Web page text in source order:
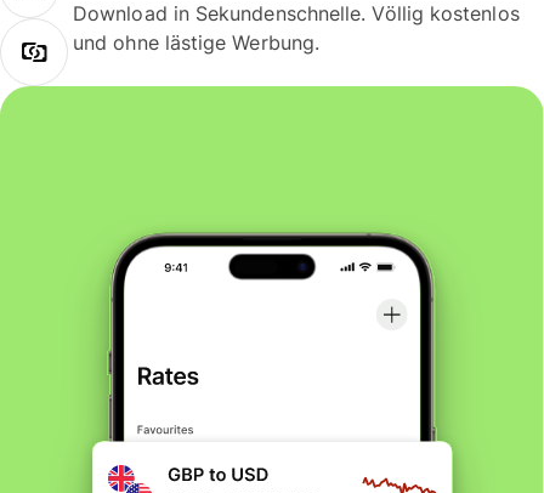
Download in Sekundenschnelle. Völlig kostenlos
und ohne lästige Werbung.